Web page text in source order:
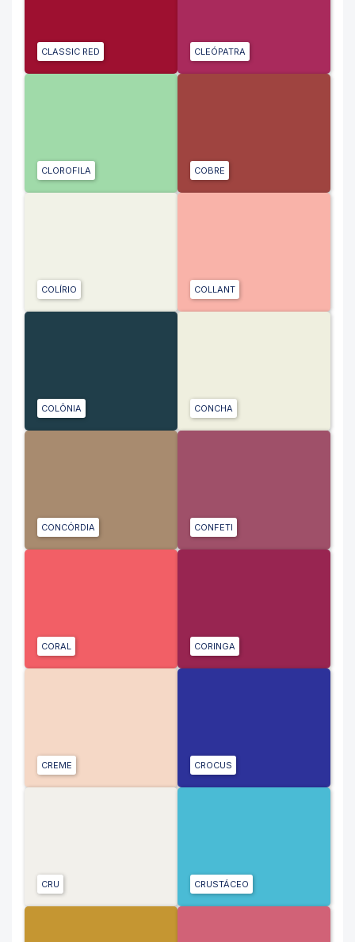
CLASSIC RED CLEÓPATRA
CLOROFILA COBRE
COLÍRIO COLLANT
COLÔNIA CONCHA
CONCÓRDIA CONFETI
CORAL CORINGA
CREME CROCUS
CRU CRUSTÁCEO